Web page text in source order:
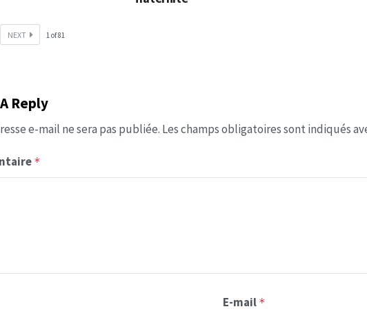
NEXT 1of81
Reply
e-mail ne sera pas publiée. Les champs obligatoires sont indiqués
*
E-mail *